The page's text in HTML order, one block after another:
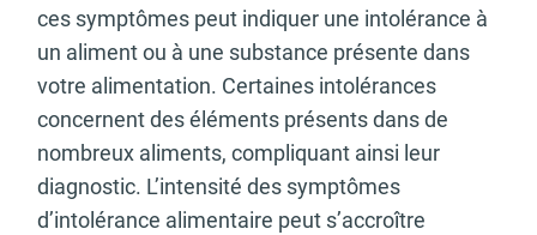
ces symptômes peut indiquer une intolérance à
un aliment ou à une substance présente dans
votre alimentation. Certaines intolérances
concernent des éléments présents dans de
nombreux aliments, compliquant ainsi leur
diagnostic. L’intensité des symptômes
d’intolérance alimentaire peut s’accroître